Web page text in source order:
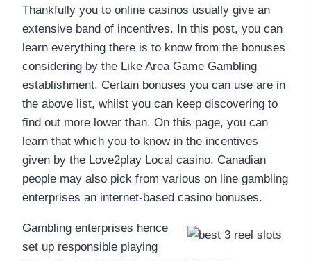
Thankfully you to online casinos usually give an
extensive band of incentives. In this post, you can
learn everything there is to know from the bonuses
considering by the Like Area Game Gambling
establishment. Certain bonuses you can use are in
the above list, whilst you can keep discovering to
find out more lower than. On this page, you can
learn that which you to know in the incentives
given by the Love2play Local casino. Canadian
people may also pick from various on line gambling
enterprises an internet-based casino bonuses.
Gambling enterprises hence
set up responsible playing